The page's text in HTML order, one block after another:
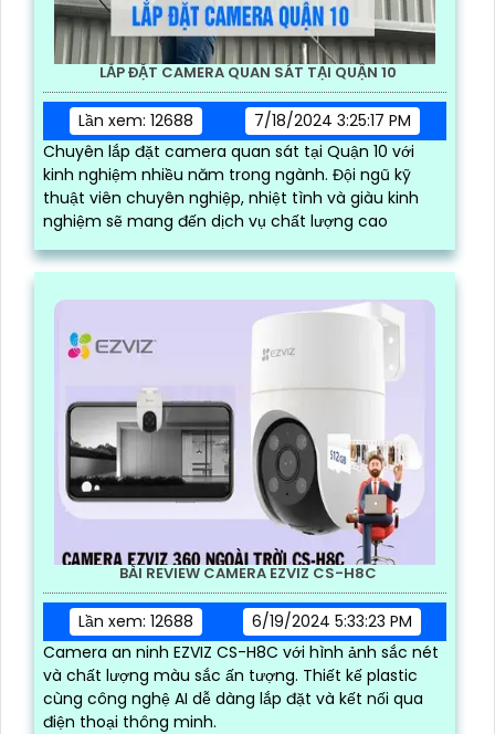
LẮP ĐẶT CAMERA QUAN SÁT TẠI QUẬN 10
Lần xem: 12688
7/18/2024 3:25:17 PM
Chuyên lắp đặt camera quan sát tại Quận 10 với
kinh nghiệm nhiều năm trong ngành. Đội ngũ kỹ
thuật viên chuyên nghiệp, nhiệt tình và giàu kinh
nghiệm sẽ mang đến dịch vụ chất lượng cao
BÀI REVIEW CAMERA EZVIZ CS-H8C
Lần xem: 12688
6/19/2024 5:33:23 PM
Camera an ninh EZVIZ CS-H8C với hình ảnh sắc nét
và chất lượng màu sắc ấn tượng. Thiết kế plastic
cùng công nghệ AI dễ dàng lắp đặt và kết nối qua
điện thoại thông minh.